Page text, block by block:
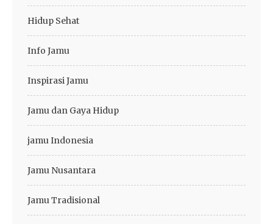
Hidup Sehat
Info Jamu
Inspirasi Jamu
Jamu dan Gaya Hidup
jamu Indonesia
Jamu Nusantara
Jamu Tradisional